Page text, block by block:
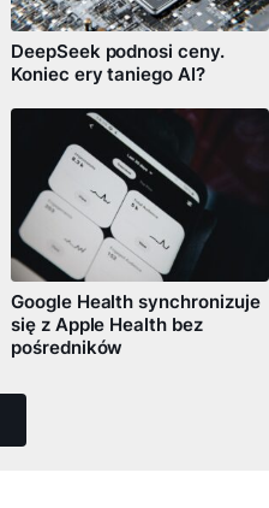
DeepSeek podnosi ceny.
Koniec ery taniego AI?
Google Health synchronizuje
się z Apple Health bez
pośredników